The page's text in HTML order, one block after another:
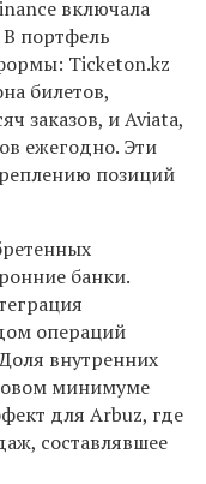
включала
портфель
Ticketon.kz
билетов,
заказов, и Aviata,
ежегодно. Эти
позиций
банки.
операций
внутренних
минимуме
для Arbuz, где
составлявшее